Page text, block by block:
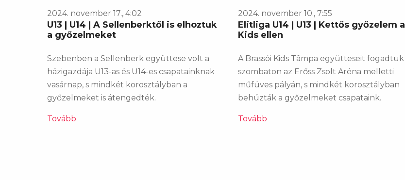
2024. november 17., 4:02
U13 | U14 | A Sellenberktől is elhoztuk
a győzelmeket
Szebenben a Sellenberk együttese volt a
házigazdája U13-as és U14-es csapatainknak
vasárnap, s mindkét korosztályban a
győzelmeket is átengedték.
Tovább
2024. november 10., 7:55
Elitliga U14 | U13 | Kettős győzelem a
Kids ellen
A Brassói Kids Tâmpa együtteseit fogadtuk
szombaton az Erőss Zsolt Aréna melletti
műfüves pályán, s mindkét korosztályban
behúzták a győzelmeket csapataink.
Tovább